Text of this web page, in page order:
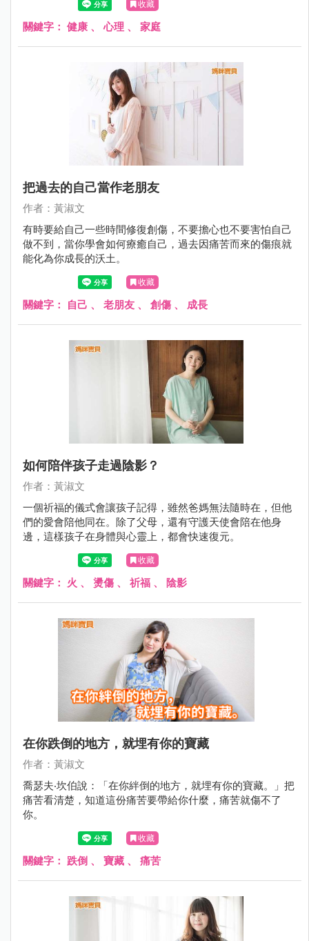
收藏
關鍵字： 健康 、心理 、 家庭
把過去的自己當作老朋友
作者：黃淑文
有時要給自己一些時間修復創傷，不要擔心也不要害怕自己
做不到，當你學會如何療癒自己，過去因痛苦而來的傷痕就
能化為你成長的沃土。
收藏
關鍵字： 自己 、 老朋友 、 創傷 、 成長
如何陪伴孩子走過陰影？
作者：黃淑文
一個祈福的儀式會讓孩子記得，雖然爸媽無法隨時在，但他
們的愛會陪他同在。除了父母，還有守護天使會陪在他身
邊，這樣孩子在身體與心靈上，都會快速復元。
收藏
關鍵字： 火 、 燙傷 、 祈福 、 陰影
在你跌倒的地方，就埋有你的寶藏
作者：黃淑文
喬瑟夫‧坎伯說：「在你絆倒的地方，就埋有你的寶藏。」把
痛苦看清楚，知道這份痛苦要帶給你什麼，痛苦就傷不了
你。
收藏
關鍵字： 跌倒 、 寶藏 、 痛苦